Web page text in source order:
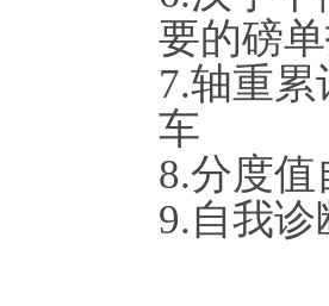
要的磅
7.轴重
车
8.分度
9.自我诊